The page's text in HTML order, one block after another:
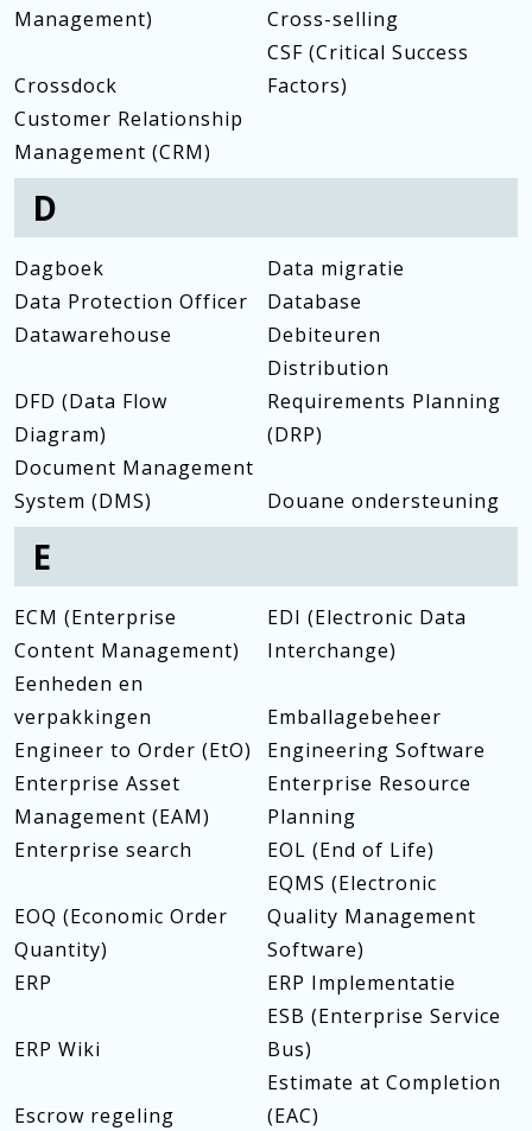
Management)
Cross-selling
Crossdock
CSF (Critical Success
Factors)
Customer Relationship
Management (CRM)
D
Dagboek
Data migratie
Data Protection Officer
Database
Datawarehouse
Debiteuren
DFD (Data Flow
Diagram)
Distribution
Requirements Planning
(DRP)
Document Management
System (DMS)
Douane ondersteuning
E
ECM (Enterprise
Content Management)
EDI (Electronic Data
Interchange)
Eenheden en
verpakkingen
Emballagebeheer
Engineer to Order (EtO)
Engineering Software
Enterprise Asset
Management (EAM)
Enterprise Resource
Planning
Enterprise search
EOL (End of Life)
EOQ (Economic Order
Quantity)
EQMS (Electronic
Quality Management
Software)
ERP
ERP Implementatie
ERP Wiki
ESB (Enterprise Service
Bus)
Escrow regeling
Estimate at Completion
(EAC)